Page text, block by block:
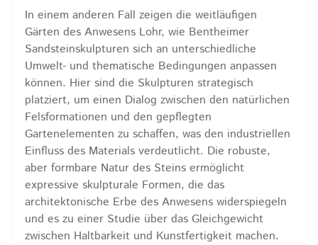
In einem anderen Fall zeigen die weitläufigen
Gärten des Anwesens Lohr, wie Bentheimer
Sandsteinskulpturen sich an unterschiedliche
Umwelt- und thematische Bedingungen anpassen
können. Hier sind die Skulpturen strategisch
platziert, um einen Dialog zwischen den natürlichen
Felsformationen und den gepflegten
Gartenelementen zu schaffen, was den industriellen
Einfluss des Materials verdeutlicht. Die robuste,
aber formbare Natur des Steins ermöglicht
expressive skulpturale Formen, die das
architektonische Erbe des Anwesens widerspiegeln
und es zu einer Studie über das Gleichgewicht
zwischen Haltbarkeit und Kunstfertigkeit machen.